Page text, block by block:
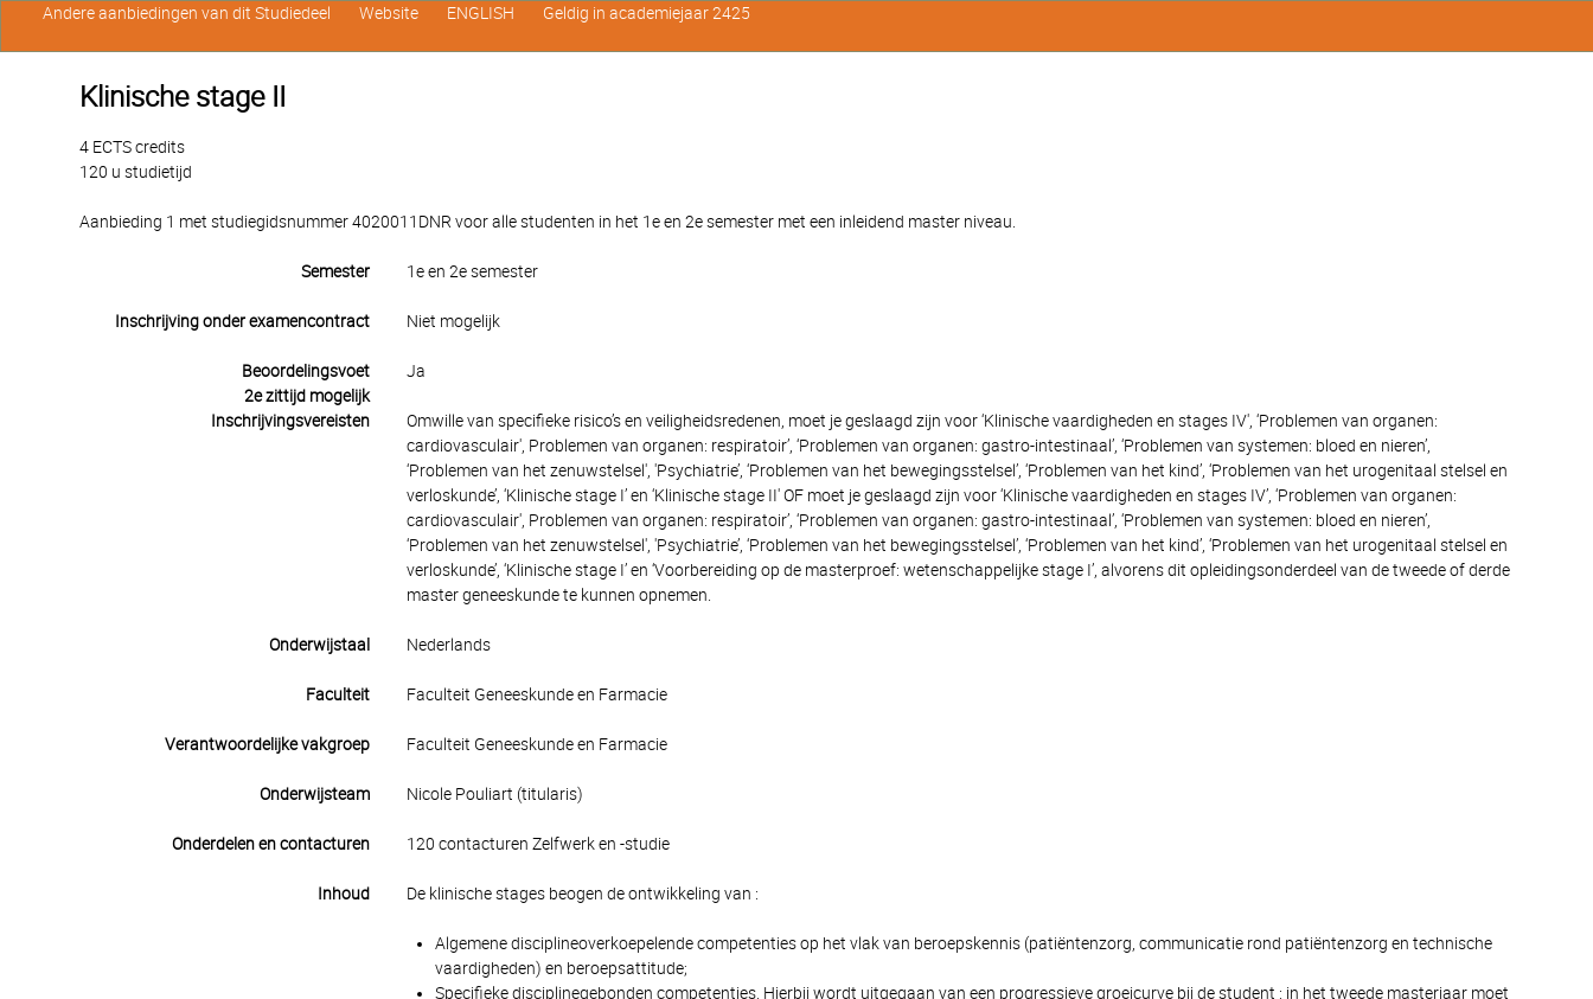
Klinische stage II
4 ECTS credits
120 u studietijd
Aanbieding 1 met studiegidsnummer 4020011DNR voor alle studenten in het 1e en 2e semester met een inleidend master niveau.
Semester 1e en 2e semester
Inschrijving onder examencontract Niet mogelijk
Beoordelingsvoet
2e zittijd mogelijk
Ja
Inschrijvingsvereisten
Omwille van specifieke risico’s en veiligheidsredenen, moet je geslaagd zijn voor ‘Klinische vaardigheden en stages IV', ‘Problemen van organen:
cardiovasculair', Problemen van organen: respiratoir’, ‘Problemen van organen: gastro-intestinaal’, ‘Problemen van systemen: bloed en nieren’,
‘Problemen van het zenuwstelsel', 'Psychiatrie’, ‘Problemen van het bewegingsstelsel’, ‘Problemen van het kind’, ‘Problemen van het urogenitaal stelsel en
verloskunde’, ‘Klinische stage I’ en ‘Klinische stage II' OF moet je geslaagd zijn voor ‘Klinische vaardigheden en stages IV’, ‘Problemen van organen:
cardiovasculair', Problemen van organen: respiratoir’, ‘Problemen van organen: gastro-intestinaal’, ‘Problemen van systemen: bloed en nieren’,
‘Problemen van het zenuwstelsel', 'Psychiatrie’, ‘Problemen van het bewegingsstelsel’, ‘Problemen van het kind’, ‘Problemen van het urogenitaal stelsel en
verloskunde’, ‘Klinische stage I’ en ‘Voorbereiding op de masterproef: wetenschappelijke stage I’, alvorens dit opleidingsonderdeel van de tweede of derde
master geneeskunde te kunnen opnemen.
Onderwijstaal Nederlands
Faculteit Faculteit Geneeskunde en Farmacie
Verantwoordelijke vakgroep Faculteit Geneeskunde en Farmacie
Onderwijsteam Nicole Pouliart (titularis)
Onderdelen en contacturen 120 contacturen Zelfwerk en -studie
Inhoud De klinische stages beogen de ontwikkeling van :
Algemene disciplineoverkoepelende competenties op het vlak van beroepskennis (patiëntenzorg, communicatie rond patiëntenzorg en technische
vaardigheden) en beroepsattitude;
Specifieke disciplinegebonden competenties. Hierbij wordt uitgegaan van een progressieve groeicurve bij de student : in het tweede masterjaar moet
Andere aanbiedingen van dit Studiedeel Website ENGLISH Geldig in academiejaar 2425